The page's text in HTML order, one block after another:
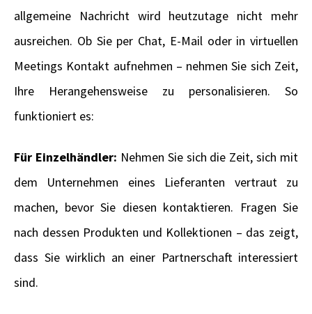
allgemeine Nachricht wird heutzutage nicht mehr
ausreichen. Ob Sie per Chat, E-Mail oder in virtuellen
Meetings Kontakt aufnehmen – nehmen Sie sich Zeit,
Ihre Herangehensweise zu personalisieren. So
funktioniert es:
Für Einzelhändler: Nehmen Sie sich die Zeit, sich mit
dem Unternehmen eines Lieferanten vertraut zu
machen, bevor Sie diesen kontaktieren. Fragen Sie
nach dessen Produkten und Kollektionen – das zeigt,
dass Sie wirklich an einer Partnerschaft interessiert
sind.